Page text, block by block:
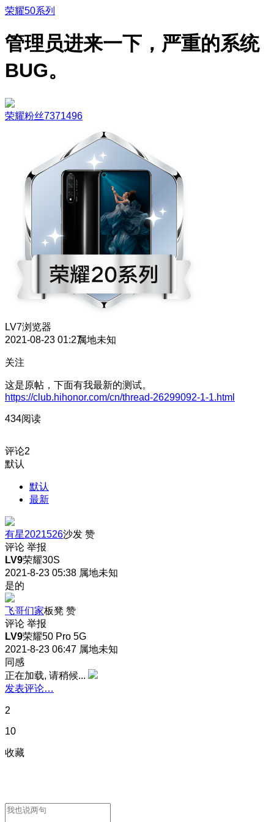
荣耀50系列
管理员进来一下，严重的系统
BUG。
荣耀粉丝7371496
LV7浏览器
2021-08-23 01:27属地未知
关注
这是原帖，下面有我最新的测试。
https://club.hihonor.com/cn/thread-26299092-1-1.html
434阅读
评论2
默认
默认
最新
有星2021526沙发 赞
评论 举报
LV9荣耀30S
2021-8-23 05:38 属地未知
是的
飞哥们家板凳 赞
评论 举报
LV9荣耀50 Pro 5G
2021-8-23 06:47 属地未知
同感
正在加载, 请稍候...
发表评论…
2
10
收藏